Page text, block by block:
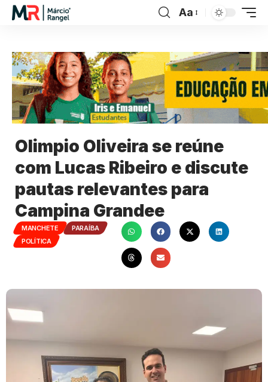
Aa
Olimpio Oliveira se reúne
com Lucas Ribeiro e discute
pautas relevantes para
Campina Grandee
MANCHETE
PARAÍBA
POLÍTICA